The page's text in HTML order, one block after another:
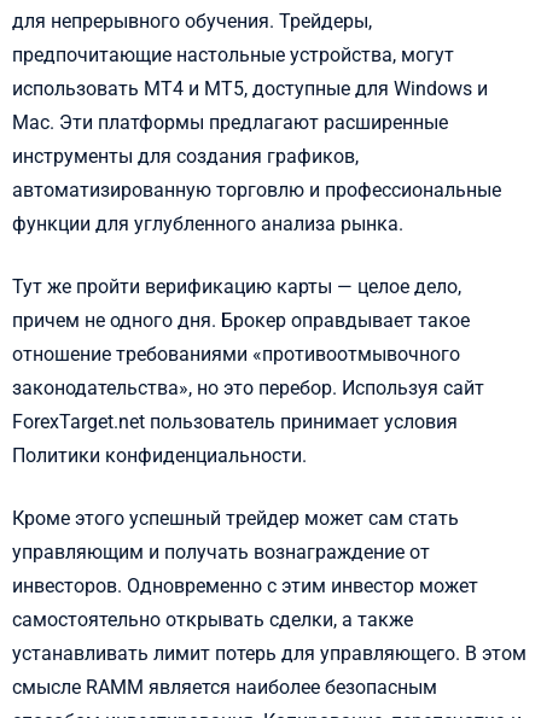
для непрерывного обучения. Трейдеры,
предпочитающие настольные устройства, могут
использовать MT4 и MT5, доступные для Windows и
Mac. Эти платформы предлагают расширенные
инструменты для создания графиков,
автоматизированную торговлю и профессиональные
функции для углубленного анализа рынка.
Тут же пройти верификацию карты — целое дело,
причем не одного дня. Брокер оправдывает такое
отношение требованиями «противоотмывочного
законодательства», но это перебор. Используя сайт
ForexTarget.net пользователь принимает условия
Политики конфиденциальности.
Кроме этого успешный трейдер может сам стать
управляющим и получать вознаграждение от
инвесторов. Одновременно с этим инвестор может
самостоятельно открывать сделки, а также
устанавливать лимит потерь для управляющего. В этом
смысле RAMM является наиболее безопасным